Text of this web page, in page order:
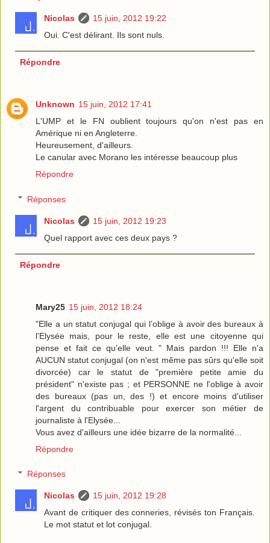
Nicolas
15 juin, 2012 19:22
Oui. C'est délirant. Ils sont nuls.
Répondre
Unknown 15 juin, 2012 17:41
L'UMP et le FN oublient toujours qu'on n'est pas en
Amérique ni en Angleterre.
Heureusement, d'ailleurs.
Le canular avec Morano les intéresse beaucoup plus
Répondre
Réponses
Nicolas
15 juin, 2012 19:23
Quel rapport avec ces deux pays ?
Répondre
Mary25 15 juin, 2012 18:24
"Elle a un statut conjugal qui l’oblige à avoir des bureaux à
l’Elysée mais, pour le reste, elle est une citoyenne qui
pense et fait ce qu’elle veut. " Mais pardon !!! Elle n'a
AUCUN statut conjugal (on n'est même pas sûrs qu'elle soit
divorcée) car le statut de "première petite amie du
président" n'existe pas ; et PERSONNE ne l'oblige à avoir
des bureaux (pas un, des !) et encore moins d'utiliser
l'argent du contribuable pour exercer son métier de
journaliste à l'Elysée...
Vous avez d'ailleurs une idée bizarre de la normalité...
Répondre
Réponses
Nicolas
15 juin, 2012 19:28
Avant de critiquer des conneries, révisés ton Français.
Le mot statut et lot conjugal.